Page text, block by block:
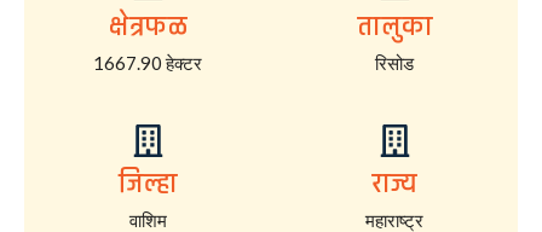
क्षेत्रफळ
1667.90 हेक्टर
तालुका
रिसोड
जिल्हा
वाशिम
राज्य
महाराष्ट्र